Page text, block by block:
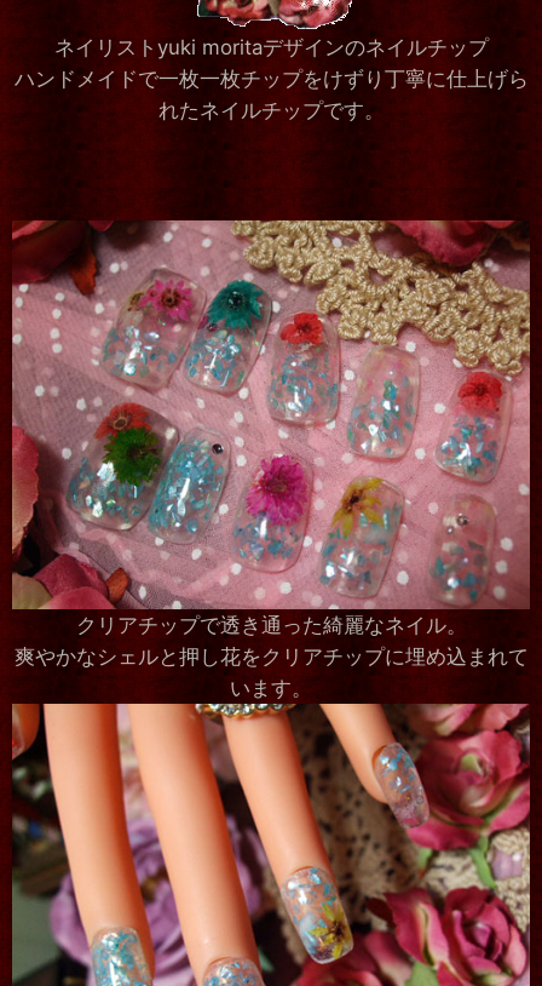
ネイリストyuki moritaデザインのネイルチップ
ハンドメイドで一枚一枚チップをけずり丁寧に仕上げら
れたネイルチップです。
クリアチップで透き通った綺麗なネイル。
爽やかなシェルと押し花をクリアチップに埋め込まれて
います。